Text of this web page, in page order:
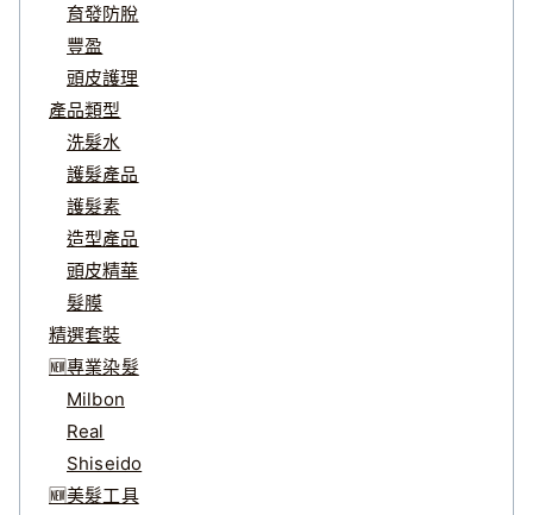
育發防脫
豐盈
頭皮護理
產品類型
洗髮水
護髮產品
護髮素
造型產品
頭皮精華
髮膜
精選套裝
🆕專業染髮
Milbon
Real
Shiseido
🆕美髮工具